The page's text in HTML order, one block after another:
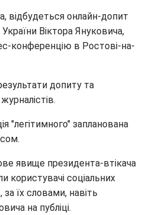
відбудеться онлайн-допит
Віктора Януковича,
конференцію в Ростові-на-
допиту та
"легітимного" запланована
явище президента-втікача
користувачі соціальних
їх словами, навіть
на публіці.